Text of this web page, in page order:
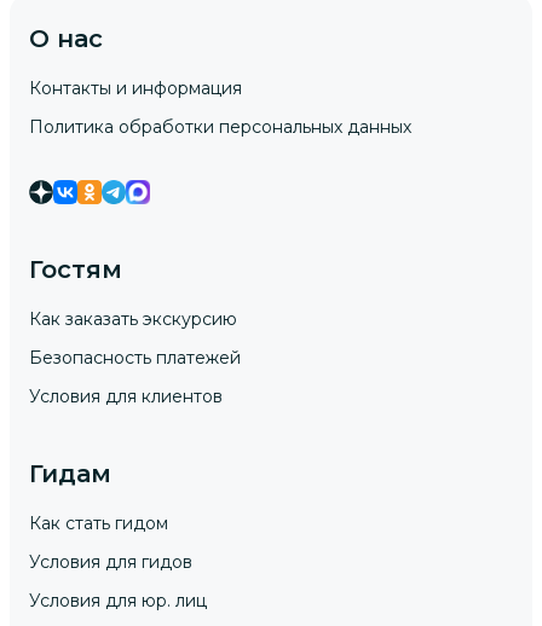
О нас
Контакты и информация
Политика обработки персональных данных
Гостям
Как заказать экскурсию
Безопасность платежей
Условия для клиентов
Гидам
Как стать гидом
Условия для гидов
Условия для юр. лиц